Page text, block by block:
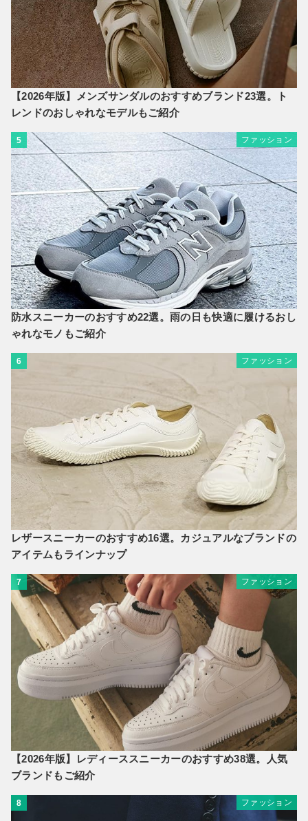
【2026年版】メンズサンダルのおすすめブランド23選。ト
レンドのおしゃれなモデルもご紹介
5 ファッション
防水スニーカーのおすすめ22選。雨の日も快適に履けるおし
ゃれなモノもご紹介
6 ファッション
レザースニーカーのおすすめ16選。カジュアルなブランドの
アイテムもラインナップ
7 ファッション
【2026年版】レディーススニーカーのおすすめ38選。人気
ブランドもご紹介
8 ファッション